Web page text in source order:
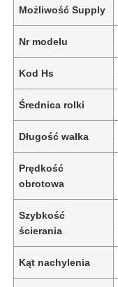
Możliwość Supply
Nr modelu
Kod Hs
Średnica rolki
Długość wałka
Prędkość
obrotowa
Szybkość
ścierania
Kąt nachylenia